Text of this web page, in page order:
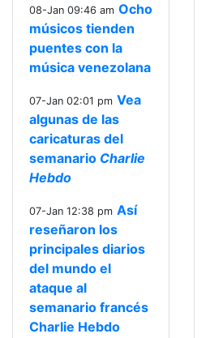
08-Jan 09:46 am Ocho
músicos tienden
puentes con la
música venezolana
07-Jan 02:01 pm Vea
algunas de las
caricaturas del
semanario Charlie
Hebdo
07-Jan 12:38 pm Así
reseñaron los
principales diarios
del mundo el
ataque al
semanario francés
Charlie Hebdo